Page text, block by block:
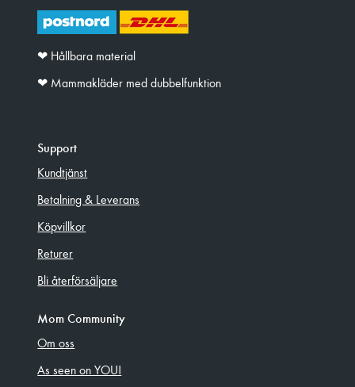
❤︎ Hållbara material
❤︎ Mammakläder med dubbelfunktion
Support
Kundtjänst
Betalning & Leverans
Köpvillkor
Returer
Bli återförsäljare
Mom Community
Om oss
As seen on YOU!